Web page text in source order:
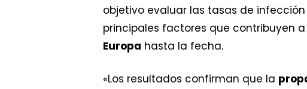
objetivo evaluar las tasas de infección
principales factores que contribuyen
Europa hasta la fecha.
«Los resultados confirman que la